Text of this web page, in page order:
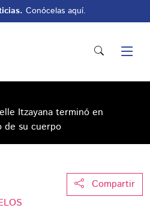
Conócelas aquí.
Itzayana terminó en
de su cuerpo
Compartir